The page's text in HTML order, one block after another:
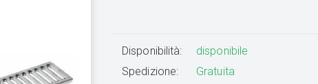
Disponibilità:
disponibile
Spedizione:
Gratuita